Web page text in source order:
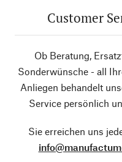
Customer
Ob Beratung,
Sonderwünsche - all
Anliegen behandelt
Service persönlich
Sie erreichen uns